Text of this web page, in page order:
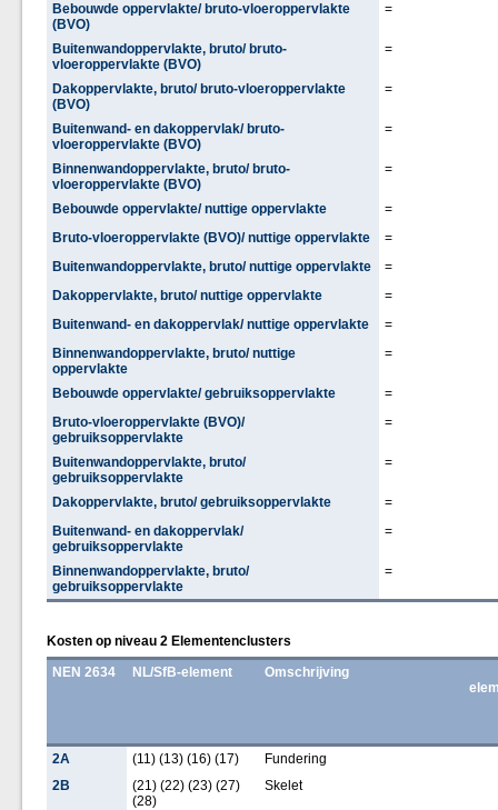
Bebouwde oppervlakte/ bruto-vloeroppervlakte
(BVO)
=
Buitenwandoppervlakte, bruto/ bruto-
vloeroppervlakte (BVO)
=
Dakoppervlakte, bruto/ bruto-vloeroppervlakte
(BVO)
=
Buitenwand- en dakoppervlak/ bruto-
vloeroppervlakte (BVO)
=
Binnenwandoppervlakte, bruto/ bruto-
vloeroppervlakte (BVO)
=
Bebouwde oppervlakte/ nuttige oppervlakte
=
Bruto-vloeroppervlakte (BVO)/ nuttige oppervlakte
=
Buitenwandoppervlakte, bruto/ nuttige oppervlakte
=
Dakoppervlakte, bruto/ nuttige oppervlakte
=
Buitenwand- en dakoppervlak/ nuttige oppervlakte
=
Binnenwandoppervlakte, bruto/ nuttige
oppervlakte
=
Bebouwde oppervlakte/ gebruiksoppervlakte
=
Bruto-vloeroppervlakte (BVO)/
gebruiksoppervlakte
=
Buitenwandoppervlakte, bruto/
gebruiksoppervlakte
=
Dakoppervlakte, bruto/ gebruiksoppervlakte
=
Buitenwand- en dakoppervlak/
gebruiksoppervlakte
=
Binnenwandoppervlakte, bruto/
gebruiksoppervlakte
=
Kosten op niveau 2 Elementenclusters
NEN 2634
NL/SfB-element
Omschrijving
2A (11) (13) (16) (17)
Fundering
2B
(21) (22) (23) (27)
(28)
Skelet